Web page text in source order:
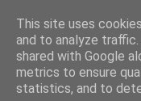
This site uses
and to analyze traffic.
shared with Google
metrics to ensure
statistics, and to